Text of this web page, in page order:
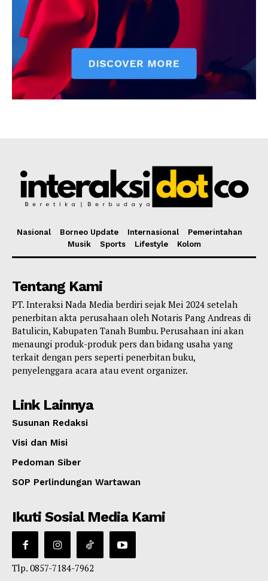
Nasional Borneo Update Internasional
Pemerintahan
Musik
Sports Lifestyle Kolom
Tentang Kami
PT. Interaksi Nada Media berdiri sejak Mei 2024 setelah
penerbitan akta perusahaan oleh Notaris Pang Andreas di
Batulicin, Kabupaten Tanah Bumbu. Perusahaan ini akan
menaungi produk-produk pers dan bidang usaha yang
terkait dengan pers seperti penerbitan buku,
penyelenggara acara atau event organizer.
Link Lainnya
Susunan Redaksi
Visi dan Misi
Pedoman Siber
SOP Perlindungan Wartawan
Ikuti Sosial Media Kami
Tlp. 0857-7184-7962